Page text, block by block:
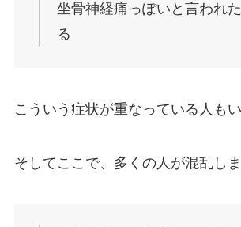
坐骨神経痛っぽいと言われ
る
こういう症状が重なっている人もい
そしてここで、多くの人が混乱しま